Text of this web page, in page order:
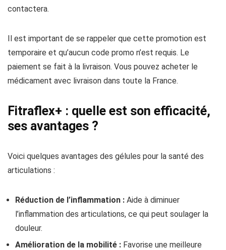
contactera.
Il est important de se rappeler que cette promotion est
temporaire et qu’aucun code promo n’est requis. Le
paiement se fait à la livraison. Vous pouvez acheter le
médicament avec livraison dans toute la France.
Fitraflex+ : quelle est son efficacité,
ses avantages ?
Voici quelques avantages des gélules pour la santé des
articulations :
Réduction de l’inflammation : Aide à diminuer
l’inflammation des articulations, ce qui peut soulager la
douleur.
Amélioration de la mobilité : Favorise une meilleure